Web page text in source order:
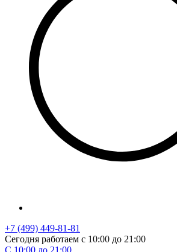
+7 (499) 449-81-81
Сегодня работаем с 10:00 до 21:00
С 10:00 до 21:00